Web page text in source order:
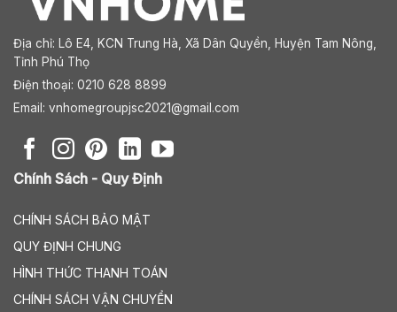
Địa chỉ: Lô E4, KCN Trung Hà, Xã Dân Quyền, Huyện Tam Nông,
Tỉnh Phú Thọ
Điện thoại: 0210 628 8899
Email: vnhomegroupjsc2021@gmail.com
Chính Sách - Quy Định
CHÍNH SÁCH BẢO MẬT
QUY ĐỊNH CHUNG
HÌNH THỨC THANH TOÁN
CHÍNH SÁCH VẬN CHUYỂN